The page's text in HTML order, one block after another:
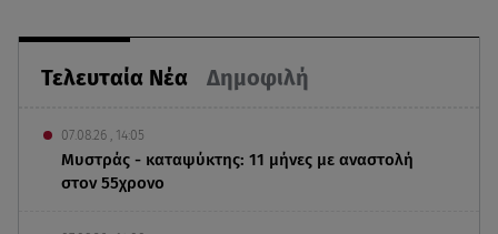
Τελευταία Νέα Δημοφιλή
07.08.26 , 14:05
Μυστράς - καταψύκτης: 11 μήνες με αναστολή
στον 55χρονο